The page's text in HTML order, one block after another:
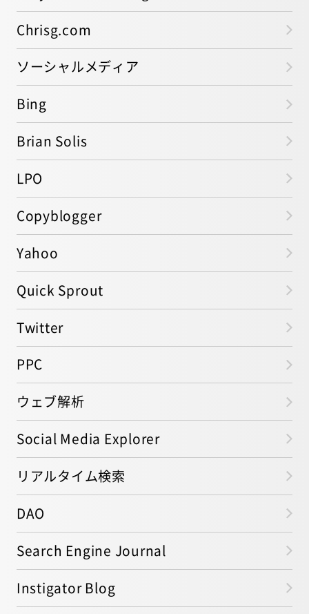
Chrisg.com
ソーシャルメディア
Bing
Brian Solis
LPO
Copyblogger
Yahoo
Quick Sprout
Twitter
PPC
ウェブ解析
Social Media Explorer
リアルタイム検索
DAO
Search Engine Journal
Instigator Blog